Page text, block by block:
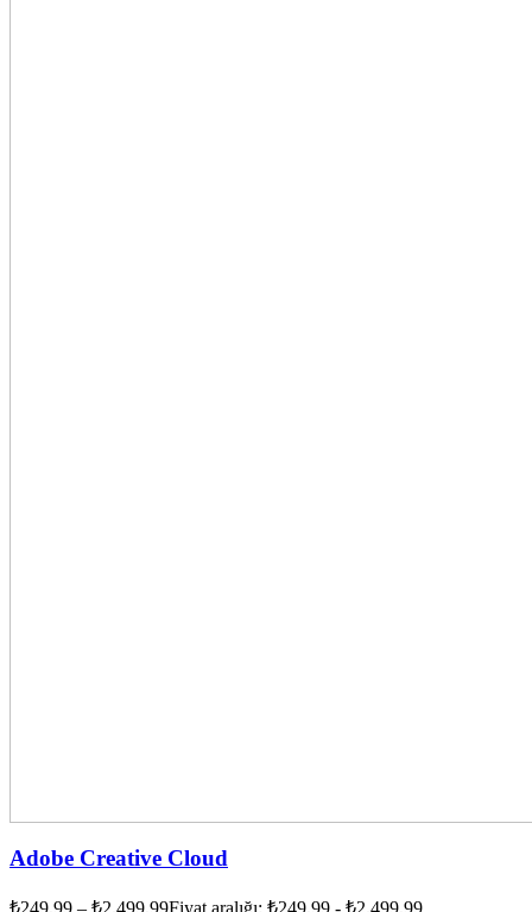
Adobe Creative Cloud
₺249,99 – ₺2.499,99Fiyat aralığı: ₺249,99 - ₺2.499,99